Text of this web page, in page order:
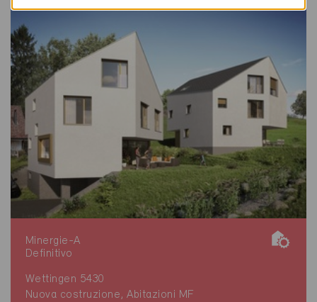
Minergie-A
Definitivo
Wettingen 5430
Nuova costruzione, Abitazioni MF